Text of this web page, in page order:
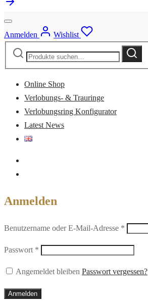
Anmelden
Wishlist
Suche
Suche
Online Shop
Verlobungs- & Trauringe
Verlobungsring Konfigurator
Latest News
Anmelden
Benutzername oder E-Mail-Adresse *
Passwort *
Angemeldet bleiben Passwort vergessen?
Anmelden